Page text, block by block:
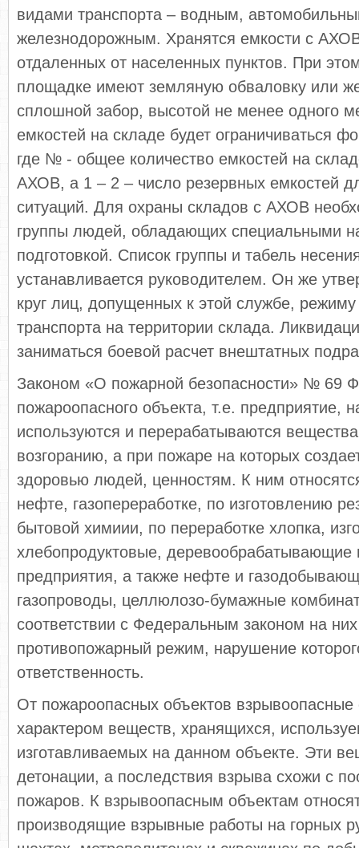
видами транспорта – водным,
железнодорожным. Хранятся емкости с
отдаленных от населенных пунктов. При
площадке имеют земляную обваловку или
сплошной забор, высотой не менее одного
емкостей на складе будет ограничиваться
где № - общее количество емкостей на
АХОВ, а 1 – 2 – число резервных емкостей
ситуаций. Для охраны складов с АХОВ
группы людей, обладающих специальными
подготовкой. Список группы и табель
устанавливается руководителем. Он же
круг лиц, допущенных к этой службе,
транспорта на территории склада.
заниматься боевой расчет внештатных
Законом «О пожарной безопасности» № 69
пожароопасного объекта, т.е. предприятие,
используются и перерабатываются
возгоранию, а при пожаре на которых
здоровью людей, ценностям. К ним
нефте, газопереработке, по изготовлению
бытовой химиии, по переработке хлопка,
хлебопродуктовые, деревообрабатывающие
предприятия, а также нефте и
газопроводы, целлюлозо-бумажные
соответствии с Федеральным законом на
противопожарный режим, нарушение
ответственность.
От пожароопасных объектов взрывоопасные
характером веществ, хранящихся,
изготавливаемых на данном объекте. Эти
детонации, а последствия взрыва схожи с
пожаров. К взрывоопасным объектам
производящие взрывные работы на горных